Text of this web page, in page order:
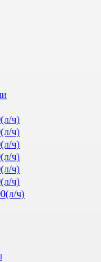
ч)
ч)
ч)
ч)
ч)
ч)
ч)